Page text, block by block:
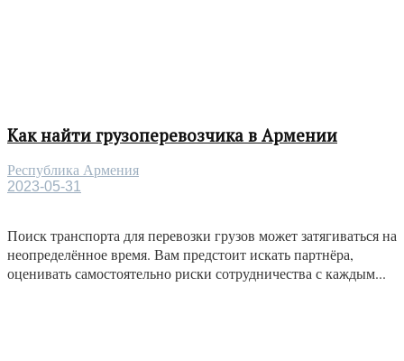
Как найти грузоперевозчика в Армении
Республика Армения
2023-05-31
Поиск транспорта для перевозки грузов может затягиваться на
неопределённое время. Вам предстоит искать партнёра,
оценивать самостоятельно риски сотрудничества с каждым...